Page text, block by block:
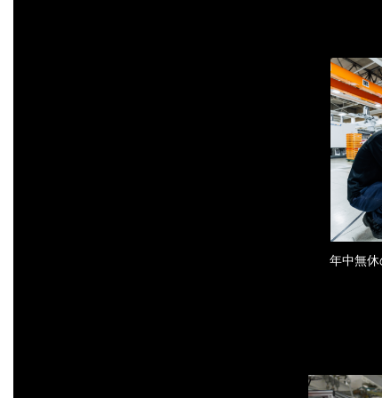
年中無